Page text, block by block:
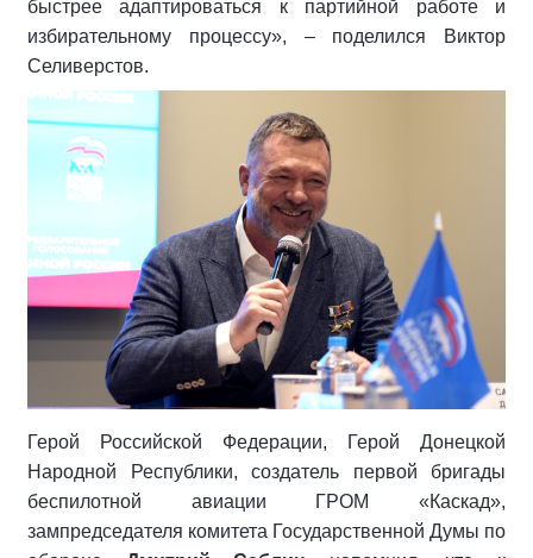
быстрее адаптироваться к партийной работе и
избирательному процессу», – поделился Виктор
Селиверстов.
Герой Российской Федерации, Герой Донецкой
Народной Республики, создатель первой бригады
беспилотной авиации ГРОМ «Каскад»,
зампредседателя комитета Государственной Думы по